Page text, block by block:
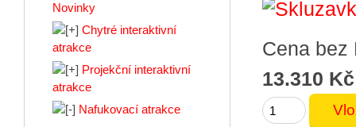
Cena
13.310 Kč
Novinky
Chytré interaktivní
atrakce
Projekční interaktivní
atrakce
Nafukovací atrakce